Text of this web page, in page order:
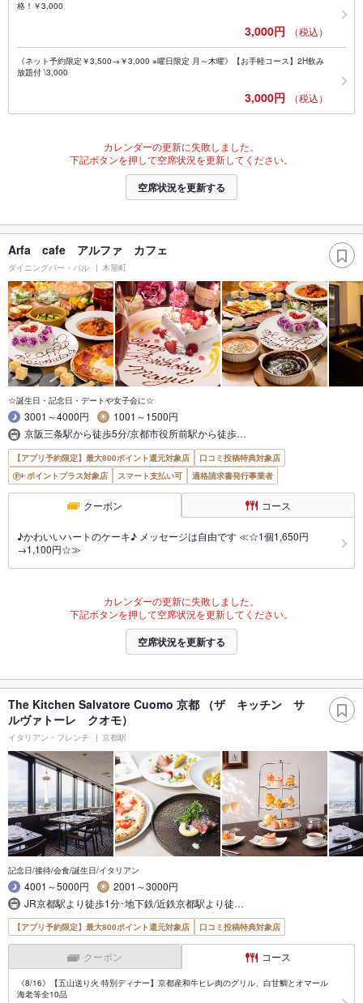
格！￥3,000
3,000円 （税込）
《ネット予約限定￥3,500→￥3,000 ※曜日限定 月～木曜》【お手軽コース】2H飲み
放題付 \3,000
3,000円 （税込）
カレンダーの更新に失敗しました。
下記ボタンを押して空席状況を更新してください。
空席状況を更新する
Arfa cafe アルファ カフェ
ダイニングバー・バル 木屋町
☆誕生日・記念日・デートや女子会に☆
3001～4000円
1001～1500円
京阪三条駅から徒歩5分/京都市役所前駅から徒歩…
【アプリ予約限定】最大800ポイント還元対象店
口コミ投稿特典対象店
ポイントプラス対象店
スマート支払い可 適格請求書発行事業者
クーポン コース
♪かわいいハートのケーキ♪ メッセージは自由です ≪☆1個1,650円
→1,100円☆≫
カレンダーの更新に失敗しました。
下記ボタンを押して空席状況を更新してください。
空席状況を更新する
The Kitchen Salvatore Cuomo 京都 （ザ キッチン サ
ルヴァトーレ クオモ）
イタリアン・フレンチ 京都駅
記念日/接待/会食/誕生日/イタリアン
4001～5000円
2001～3000円
JR京都駅より徒歩1分･地下鉄/近鉄京都駅より徒…
【アプリ予約限定】最大800ポイント還元対象店 口コミ投稿特典対象店
クーポン コース
《8/16》【五山送り火 特別ディナー】京都産和牛ヒレ肉のグリル、白甘鯛とオマール
海老等全10品